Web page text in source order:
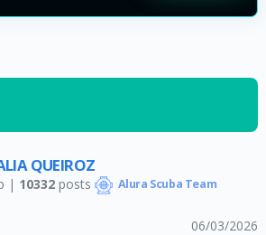
QUEIROZ
| 10332posts Alura Scuba Team
06/03/2026